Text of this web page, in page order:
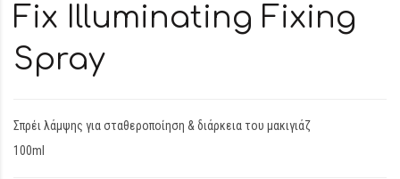
Fix Illuminating Fixing
Spray
Σπρέι λάμψης για σταθεροποίηση & διάρκεια του μακιγιάζ
100ml